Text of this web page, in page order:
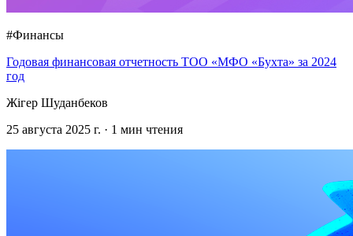
#Финансы
Годовая финансовая отчетность ТОО «МФО «Бухта» за 2024
год
Жігер Шуданбеков
25 августа 2025 г. · 1 мин чтения